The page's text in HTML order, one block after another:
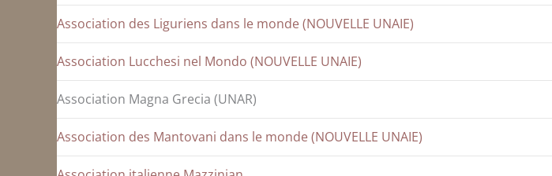
Association des Liguriens dans le monde (NOUVELLE UNAIE)
Association Lucchesi nel Mondo (NOUVELLE UNAIE)
Association Magna Grecia (UNAR)
Association des Mantovani dans le monde (NOUVELLE UNAIE)